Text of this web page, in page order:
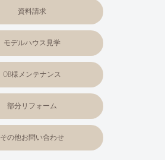
資料請求
モデルハウス見学
OB様メンテナンス
部分リフォーム
その他お問い合わせ